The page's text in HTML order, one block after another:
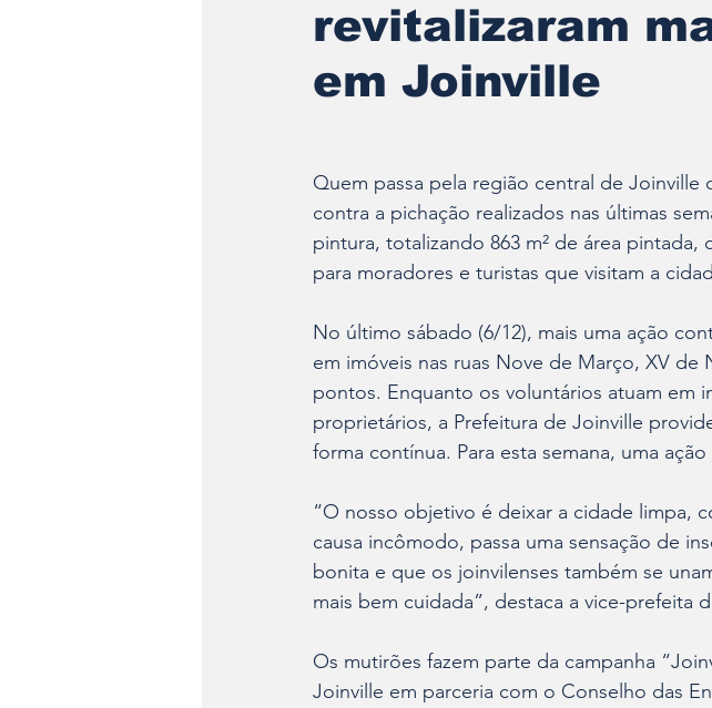
revitalizaram
em Joinville
Quem passa pela região central de
contra a pichação realizados nas últimas
pintura, totalizando 863 m² de área
para moradores e turistas que visitam a
No último sábado (6/12), mais uma ação
em imóveis nas ruas Nove de Março, XV
pontos. Enquanto os voluntários atuam em
proprietários, a Prefeitura de Joinville
forma contínua. Para esta semana, uma
“O nosso objetivo é deixar a cidade limpa,
causa incômodo, passa uma sensação de
bonita e que os joinvilenses também se
mais bem cuidada”, destaca a vice-prefeita
Os mutirões fazem parte da campanha
Joinville em parceria com o Conselho das